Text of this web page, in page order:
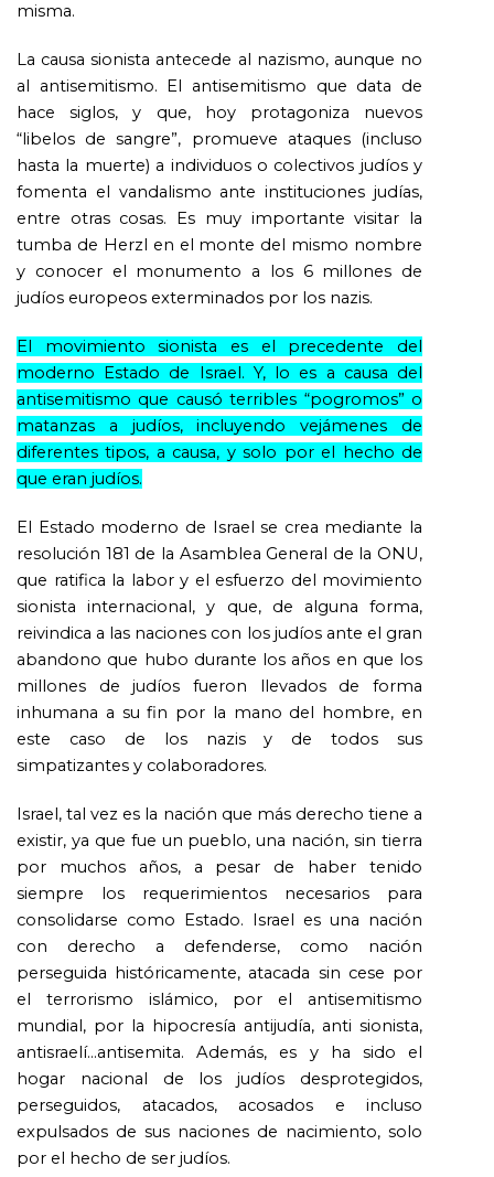
misma.
La causa sionista antecede al nazismo, aunque no
al antisemitismo. El antisemitismo que data de
hace siglos, y que, hoy protagoniza nuevos
“libelos de sangre”, promueve ataques (incluso
hasta la muerte) a individuos o colectivos judíos y
fomenta el vandalismo ante instituciones judías,
entre otras cosas. Es muy importante visitar la
tumba de Herzl en el monte del mismo nombre
y conocer el monumento a los 6 millones de
judíos europeos exterminados por los nazis.
El movimiento sionista es el precedente del
moderno Estado de Israel. Y, lo es a causa del
antisemitismo que causó terribles “pogromos” o
matanzas a judíos, incluyendo vejámenes de
diferentes tipos, a causa, y solo por el hecho de
que eran judíos.
El Estado moderno de Israel se crea mediante la
resolución 181 de la Asamblea General de la ONU,
que ratifica la labor y el esfuerzo del movimiento
sionista internacional, y que, de alguna forma,
reivindica a las naciones con los judíos ante el gran
abandono que hubo durante los años en que los
millones de judíos fueron llevados de forma
inhumana a su fin por la mano del hombre, en
este caso de los nazis y de todos sus
simpatizantes y colaboradores.
Israel, tal vez es la nación que más derecho tiene a
existir, ya que fue un pueblo, una nación, sin tierra
por muchos años, a pesar de haber tenido
siempre los requerimientos necesarios para
consolidarse como Estado. Israel es una nación
con derecho a defenderse, como nación
perseguida históricamente, atacada sin cese por
el terrorismo islámico, por el antisemitismo
mundial, por la hipocresía antijudía, anti sionista,
antisraelí…antisemita. Además, es y ha sido el
hogar nacional de los judíos desprotegidos,
perseguidos, atacados, acosados e incluso
expulsados de sus naciones de nacimiento, solo
por el hecho de ser judíos.